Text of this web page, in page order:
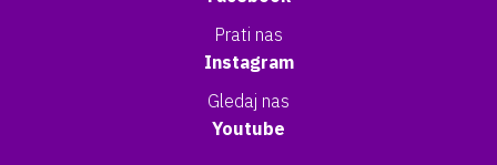
Prati nas
Instagram
Gledaj nas
Youtube